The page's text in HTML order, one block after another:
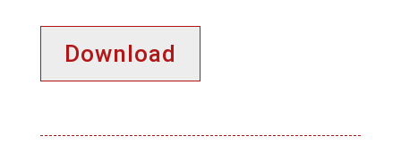
Download